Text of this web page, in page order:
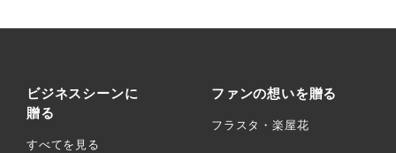
ビジネスシーンに
贈る
すべてを見る
ファンの想いを贈る
フラスタ・楽屋花